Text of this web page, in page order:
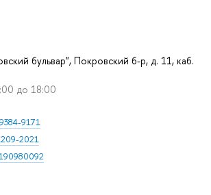
бульвар", Покровский б-р, д. 11, каб.
до 18:00
9171
2021